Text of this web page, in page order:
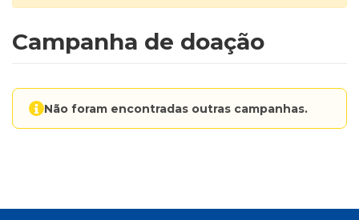
Campanha de doação
Não foram encontradas outras campanhas.